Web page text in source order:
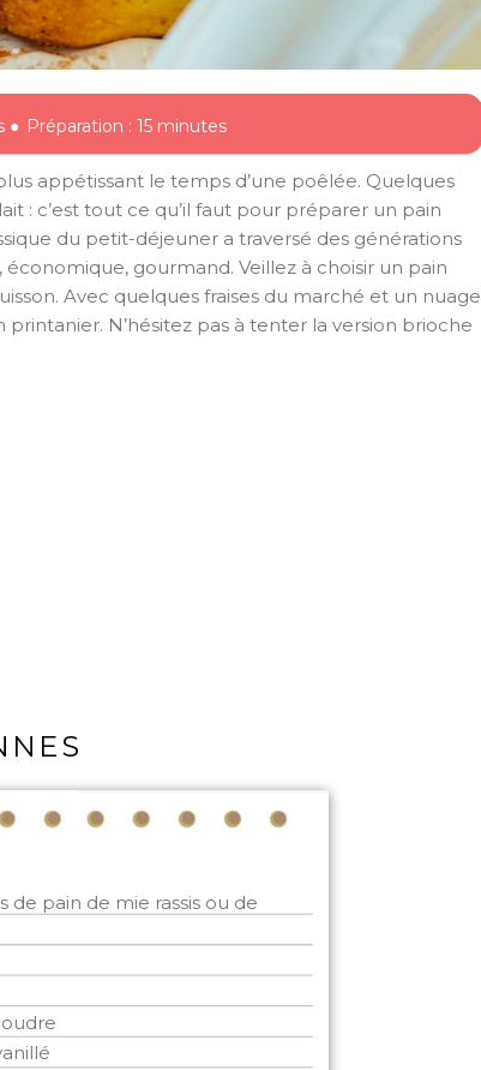
● Préparation : 15 minutes
appétissant le temps d’une poêlée. Quelques
: c’est tout ce qu’il faut pour préparer un pain
du petit-déjeuner a traversé des générations
gourmand. Veillez à choisir un pain
Avec quelques fraises du marché et un nuage
N’hésitez pas à tenter la version brioche
de pain de mie rassis ou de